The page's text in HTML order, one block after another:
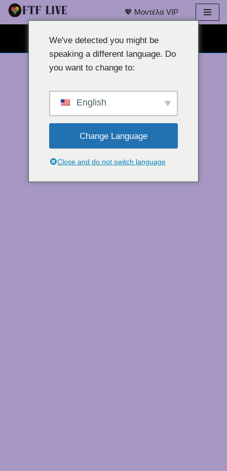
Μετάβαση
περιεχόμενο
💖 Μοντέλα VIP
ΔΩΡΕΆΝ ΣΥΝΟΜΙΛΊΑ ΜΈΣΩ WEBCAM 👉
We've detected you might be
speaking a different language. Do
you want to change to:
English
Change Language
Close and do not switch language